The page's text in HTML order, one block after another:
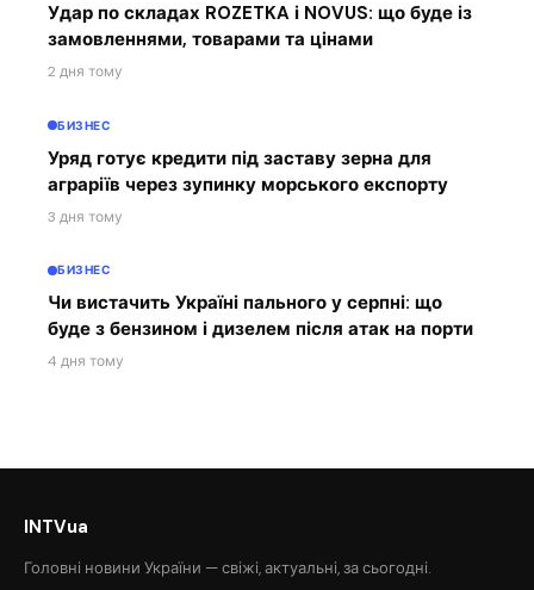
Удар по складах ROZETKA і NOVUS: що буде із
замовленнями, товарами та цінами
2 дня тому
БИЗНЕС
Уряд готує кредити під заставу зерна для
аграріїв через зупинку морського експорту
3 дня тому
БИЗНЕС
Чи вистачить Україні пального у серпні: що
буде з бензином і дизелем після атак на порти
4 дня тому
INTVua
Головні новини України — свіжі, актуальні, за сьогодні.